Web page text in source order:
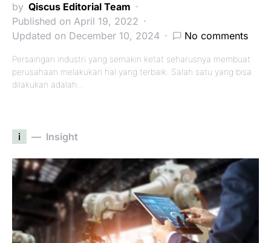
by Qiscus Editorial Team
Published on April 19, 2022
Updated on December 10, 2024
No comments
Persaingan industri yang semakin ketat seharusnya membuat
perusahaan melakukan hal yang terbaik. Salah satu yang bisa
dilakukan adalah…
i Insight